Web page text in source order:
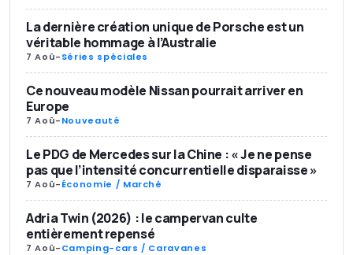
La dernière création unique de Porsche est un
véritable hommage à l’Australie
7 Aoû-Séries spéciales
Ce nouveau modèle Nissan pourrait arriver en
Europe
7 Aoû-Nouveauté
Le PDG de Mercedes sur la Chine : « Je ne pense
pas que l’intensité concurrentielle disparaisse »
7 Aoû-Économie / Marché
Adria Twin (2026) : le campervan culte
entièrement repensé
7 Aoû-Camping-cars / Caravanes